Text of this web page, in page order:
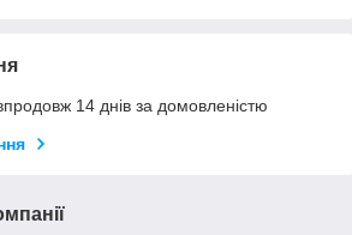
14 днів за домовленістю